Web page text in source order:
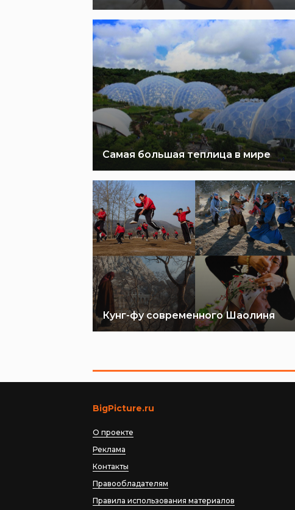
Самая большая теплица в мире
Кунг-фу современного Шаолиня
BigPicture.ru
О проекте
Реклама
Контакты
Правообладателям
Правила использования материалов